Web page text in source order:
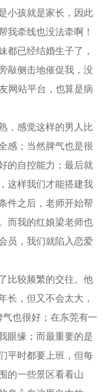
小孩就是家长，因此
我牵线也没法牵啊！
都已经结婚生子了，
敲侧击地催促我，没
网站平台，也算是病
，感觉这样的男人比
感；当然脾气也是很
的自控能力；最后就
这样我们才能搭建我
件之后，老师开始帮
而我的红娘梁老师也
员，我们就陷入恋爱
比较频繁的交往。他
长，但又不会太大，
也很好；在东莞有一
眼缘；而最重要的是
平时都要上班，但每
的一些景区看看山